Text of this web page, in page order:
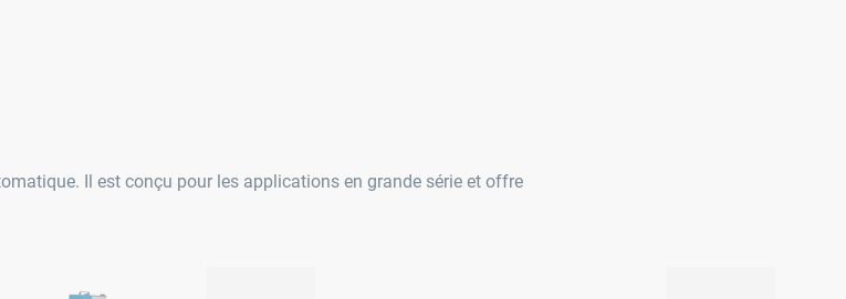
Il est conçu pour les applications en grande série et offre